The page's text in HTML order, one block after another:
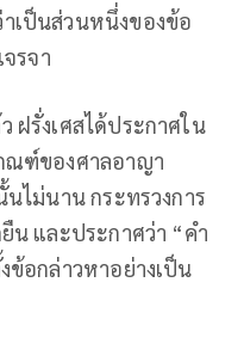
เป็นส่วนหนึ่งของข้อ
รจา
ฝรั่งเศสได้ประกาศใน
ณฑ์ของศาลอาญา
ไม่นาน กระทรวงการ
น และประกาศว่า “คำ
ข้อกล่าวหาอย่างเป็น